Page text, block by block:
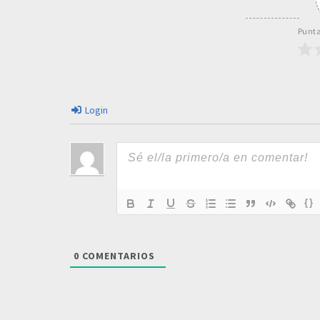
Login
{}
0 COMENTARIOS